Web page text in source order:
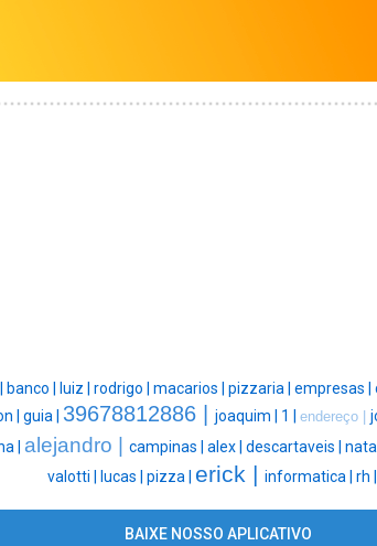
banco | luiz | rodrigo | macarios | pizzaria | empresas |
| guia | 39678812886 | joaquim | 1 | endereço |
| alejandro | campinas | alex | descartaveis |
valotti |
lucas | pizza | erick | informatica | rh |
BAIXE NOSSO APLICATIVO